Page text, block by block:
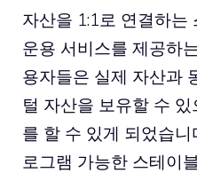
자산을 1:1로 연결하는
운용 서비스를 제공하
용자들은 실제 자산과
털 자산을 보유할 수
를 할 수 있게 되었습
로그램 가능한 스테이